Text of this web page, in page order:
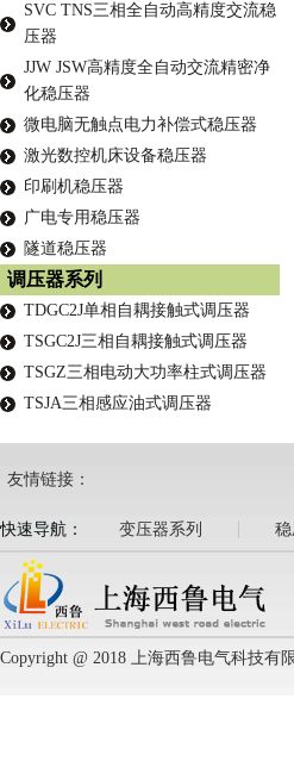
SVC TNS三相全自动高精度交流稳
压器
JJW JSW高精度全自动交流精密净
化稳压器
微电脑无触点电力补偿式稳压器
激光数控机床设备稳压器
印刷机稳压器
广电专用稳压器
隧道稳压器
调压器系列
TDGC2J单相自耦接触式调压器
TSGC2J三相自耦接触式调压器
TSGZ三相电动大功率柱式调压器
TSJA三相感应油式调压器
友情链接：
快速导航： 变压器系列 稳
Copyright @ 2018 上海西鲁电气科技有